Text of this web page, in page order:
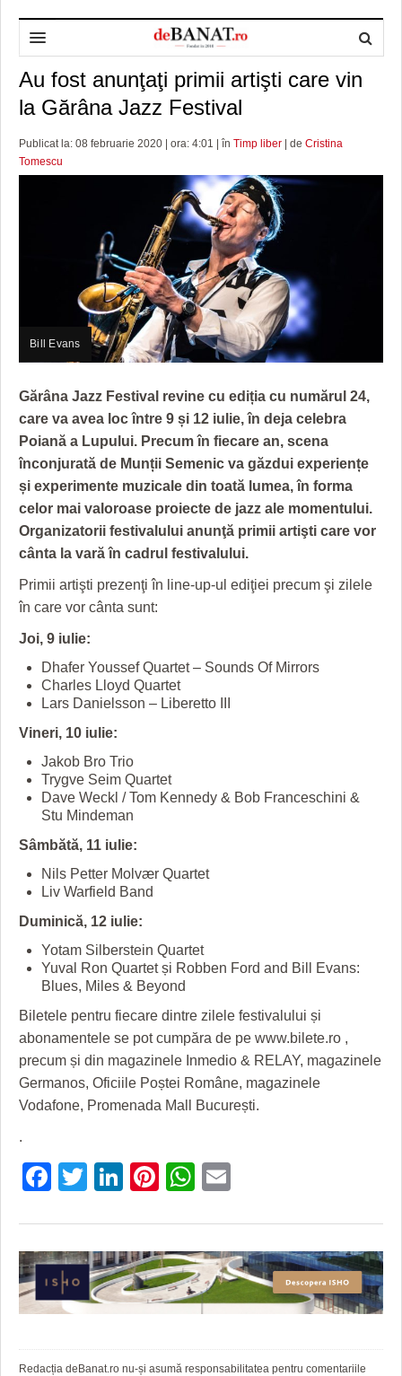
HOME
DESPRE NOI
REDACȚIA DEBANAT
POLITICA DE CONFIDENȚIALITATE
ADMINISTRAȚIE
PRIMĂRIA TIMIŞOARA
CONSILIUL JUDEŢEAN TIMIŞ
PREFECTURA TIMIŞ
POLITICĂ
FOTBAL JUDETEAN
ALTE SPORTURI
DOSARELE DEBANAT
ETICA LUCIDITĂȚII ASISTATE
JURNAL DE CAMPANIE
GRĂDINA TAICII DOMNULUI
ZIARISTU’ DE TERASĂ
CU OIŞTEA-N KIERKEGAARD
FINANŢĂRI DE LA A LA Z
PE SURSE
TIMP LIBER ȘI CULTURĂ
TIMP LIBER
ULTRAMARIN VA RECOMANDA
CRONICĂ DE FILM
UNDE MERGEM
FILME DOCUMENTARE
CLIPURI VIDEO
JOCURI ONLINE
ECONOMIC
AFACERI
SĂNĂTATE
ACCIDENTE
ANUNŢURI
INFO SI UTILE
CULTURA
INVATAMANT
JUSTITIE
CLIPURI VIDEO
JOCURI ONLINE
DIVERSE
FARMACII DIN TIMIŞOARA
HARTA TIMIŞOAREI
LICEE, ŞCOLI ŞI GRĂDINIŢE DIN TIMIŞ
PRIMĂRIILE DIN TIMIŞ
SFATUL MEDICULUI
SFATURI JURIDICE
Au fost anunţaţi primii artişti care vin
la Gărâna Jazz Festival
Publicat la: 08 februarie 2020 | ora: 4:01 | în Timp liber | de Cristina
Tomescu
Bill Evans
Gărâna Jazz Festival revine cu ediția cu numărul 24,
care va avea loc între 9 și 12 iulie, în deja celebra
Poiană a Lupului. Precum în fiecare an, scena
înconjurată de Munții Semenic va găzdui experiențe
și experimente muzicale din toată lumea, în forma
celor mai valoroase proiecte de jazz ale momentului.
Organizatorii festivalului anunţă primii artişti care vor
cânta la vară în cadrul festivalului.
Primii artişti prezenţi în line-up-ul ediţiei precum şi zilele
în care vor cânta sunt:
Joi, 9 iulie:
Dhafer Youssef Quartet – Sounds Of Mirrors
Charles Lloyd Quartet
Lars Danielsson – Liberetto III
Vineri, 10 iulie:
Jakob Bro Trio
Trygve Seim Quartet
Dave Weckl / Tom Kennedy & Bob Franceschini &
Stu Mindeman
Sâmbătă, 11 iulie:
Nils Petter Molvær Quartet
Liv Warfield Band
Duminică, 12 iulie:
Yotam Silberstein Quartet
Yuval Ron Quartet și Robben Ford and Bill Evans:
Blues, Miles & Beyond
Biletele pentru fiecare dintre zilele festivalului și
abonamentele se pot cumpăra de pe www.bilete.ro ,
precum și din magazinele Inmedio & RELAY, magazinele
Germanos, Oficiile Poștei Române, magazinele
Vodafone, Promenada Mall București.
.
Facebook
Twitter
LinkedIn
Pinterest
WhatsApp
Redacția deBanat.ro nu-și asumă responsabilitatea pentru comentariile